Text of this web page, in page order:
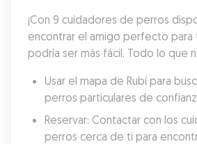
¡Con 9 cuidadores de perros
encontrar el amigo perfecto para
podría ser más fácil. Todo lo que
Usar el mapa de Rubí para
perros particulares de
Reservar: Contactar con los
perros cerca de ti para